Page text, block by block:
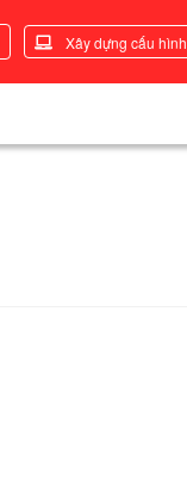
Xây dựng cấu hình